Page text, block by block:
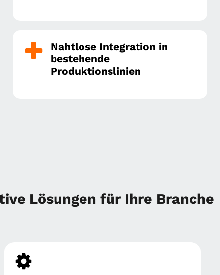
Nahtlose Integration in
bestehende
Produktionslinien
Lösungen für Ihre Branche